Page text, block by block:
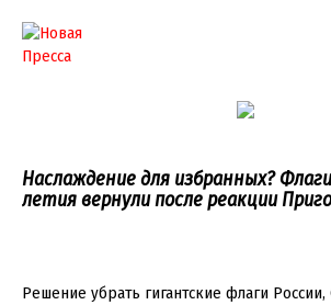
контенту
Наслаждение для избранных?
летия вернули после реакции
Решение убрать гигантские флаги